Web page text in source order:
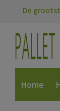
De
Home